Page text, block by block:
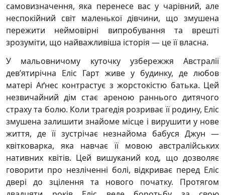
самовизначення, яка перенесе вас у чарівний, але
неспокійний світ маленької дівчини, що змушена
пережити неймовірні випробування та врешті
зрозуміти, що найважливіша історія — це її власна.
У мальовничому куточку узбережжя Австралії
дев’ятирічна Еліс Гарт живе у будинку, де любов
матері Аґнес контрастує з жорстокістю батька. Цей
незвичайний дім стає ареною раннього дитячого
страху та болю. Коли трагедія розриває її родину, Еліс
змушена залишити знайоме місце і вирушити у нове
життя, де її зустрічає незнайома бабуся Джун —
квітковарка, яка навчає її мовою австралійських
нативних квітів. Цей вишуканий код, що дозволяє
говорити про незліченні болі, відкриває перед Еліс
двері до зцілення та нового початку. Протягом